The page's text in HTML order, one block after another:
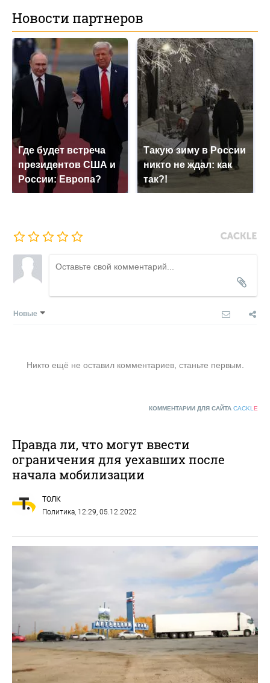
Новости партнеров
Где будет встреча
президентов США и
России: Европа?
Такую зиму в России
никто не ждал: как
так?!
Новые
Никто ещё не оставил комментариев, станьте первым.
КОММЕНТАРИИ ДЛЯ САЙТА CACKL E
Правда ли, что могут ввести
ограничения для уехавших после
начала мобилизации
ТОЛК
Политика, 12:29, 05.12.2022